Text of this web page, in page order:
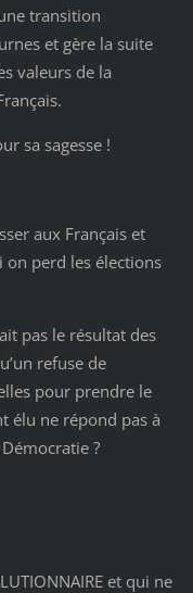
transition
et gère la suite
valeurs de la
sa sagesse !
aux Français et
on perd les élections
pas le résultat des
refuse de
pour prendre le
élu ne répond pas à
?
et qui ne